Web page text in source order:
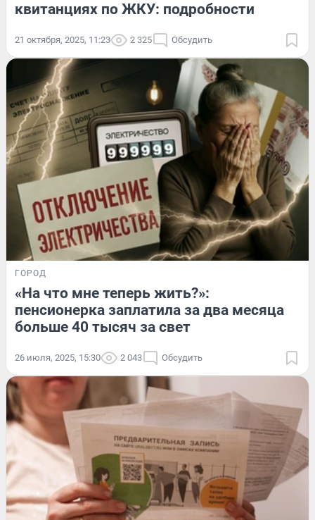
квитанциях по ЖКУ: подробности
21 октября, 2025, 11:23 2 325 Обсудить
ГОРОД
«На что мне теперь жить?»:
пенсионерка заплатила за два месяца
больше 40 тысяч за свет
26 июля, 2025, 15:30 2 043 Обсудить